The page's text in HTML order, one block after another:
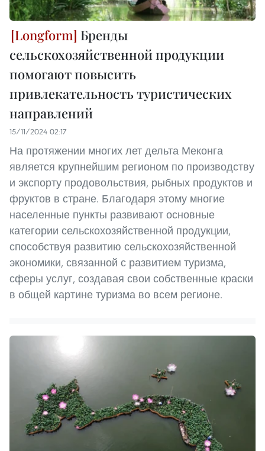
Бренды
сельскохозяйственной продукции
помогают повысить
привлекательность туристических
направлений
15/11/2024 02:17
На протяжении многих лет дельта Меконга
является крупнейшим регионом по производству
и экспорту продовольствия, рыбных продуктов и
фруктов в стране. Благодаря этому многие
населенные пункты развивают основные
категории сельскохозяйственной продукции,
способствуя развитию сельскохозяйственной
экономики, связанной с развитием туризма,
сферы услуг, создавая свои собственные краски
в общей картине туризма во всем регионе.